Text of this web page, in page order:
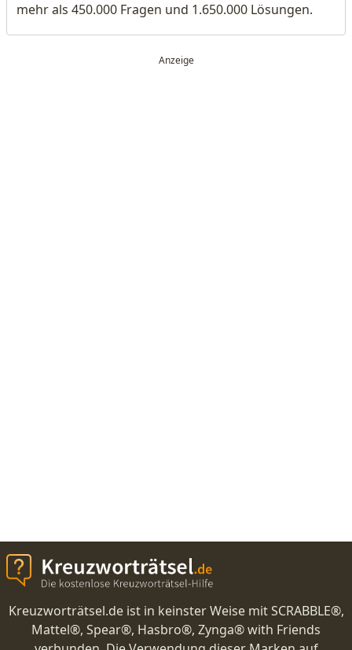
mehr als 450.000 Fragen und 1.650.000 Lösungen.
Kreuzworträtsel.de ist in keinster Weise mit SCRABBLE®,
Mattel®, Spear®, Hasbro®, Zynga® with Friends